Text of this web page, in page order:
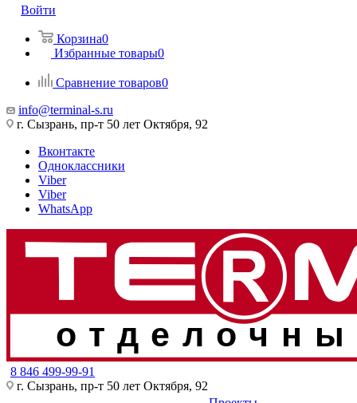
Войти
Корзина0
Избранные товары0
Сравнение товаров0
info@terminal-s.ru
г. Сызрань, пр-т 50 лет Октября, 92
Вконтакте
Одноклассники
Viber
Viber
WhatsApp
8 846 499-99-91
г. Сызрань, пр-т 50 лет Октября, 92